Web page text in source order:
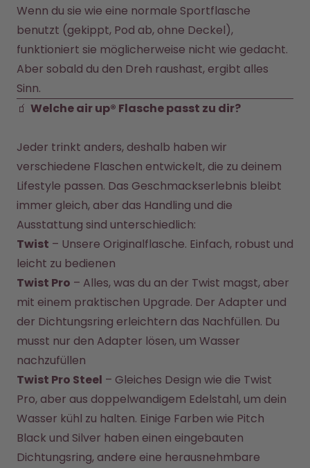
Wenn du sie wie eine normale Sportflasche
benutzt (gekippt, Pod ab, ohne Deckel),
funktioniert sie möglicherweise nicht wie gedacht.
Aber sobald du den Dreh raushast, ergibt alles
Sinn.
🧃 Welche air up® Flasche passt zu dir?
Jeder trinkt anders, deshalb haben wir
verschiedene Flaschen entwickelt, die zu deinem
Lifestyle passen. Das Geschmackserlebnis bleibt
immer gleich, aber das Handling und die
Twist – Unsere Originalflasche. Einfach, robust und
leicht zu bedienen
Twist Pro – Alles, was du an der Twist magst, aber
mit einem praktischen Upgrade. Der Adapter und
der Dichtungsring erleichtern das Nachfüllen. Du
musst nur den Adapter lösen, um Wasser
nachzufüllen
Twist Pro Steel – Gleiches Design wie die Twist
Pro, aber aus doppelwandigem Edelstahl, um dein
Wasser kühl zu halten. Einige Farben wie Pitch
Black und Silver haben einen eingebauten
Dichtungsring, andere eine herausnehmbare